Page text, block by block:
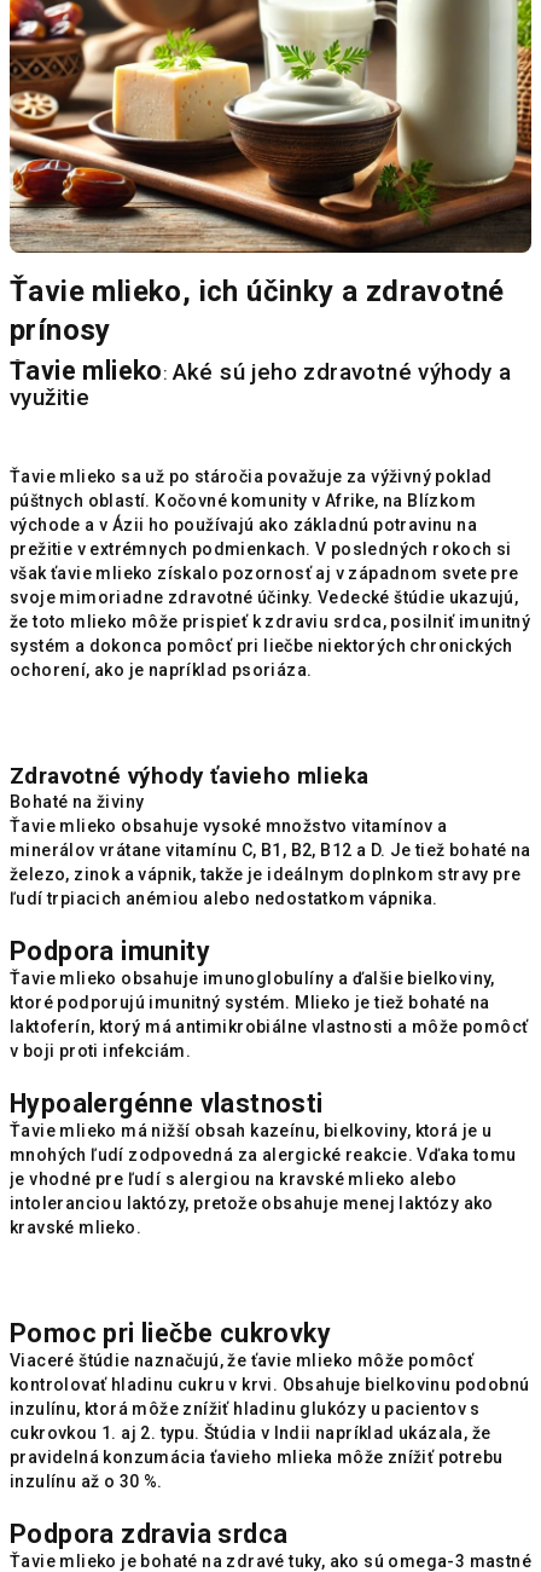
n
k
ů
Ťavie mlieko, ich účinky a zdravotné
prínosy
Ťavie mlieko: Aké sú jeho zdravotné výhody a
využitie
Ťavie mlieko sa už po stáročia považuje za výživný poklad
púštnych oblastí. Kočovné komunity v Afrike, na Blízkom
východe a v Ázii ho používajú ako základnú potravinu na
prežitie v extrémnych podmienkach. V posledných rokoch si
však ťavie mlieko získalo pozornosť aj v západnom svete pre
svoje mimoriadne zdravotné účinky. Vedecké štúdie ukazujú,
že toto mlieko môže prispieť k zdraviu srdca, posilniť imunitný
systém a dokonca pomôcť pri liečbe niektorých chronických
ochorení, ako je napríklad psoriáza.
Zdravotné výhody ťavieho mlieka
Bohaté na živiny
Ťavie mlieko obsahuje vysoké množstvo vitamínov a
minerálov vrátane vitamínu C, B1, B2, B12 a D. Je tiež bohaté na
železo, zinok a vápnik, takže je ideálnym doplnkom stravy pre
ľudí trpiacich anémiou alebo nedostatkom vápnika.
Podpora imunity
Ťavie mlieko obsahuje imunoglobulíny a ďalšie bielkoviny,
ktoré podporujú imunitný systém. Mlieko je tiež bohaté na
laktoferín, ktorý má antimikrobiálne vlastnosti a môže pomôcť
v boji proti infekciám.
Hypoalergénne vlastnosti
Ťavie mlieko má nižší obsah kazeínu, bielkoviny, ktorá je u
mnohých ľudí zodpovedná za alergické reakcie. Vďaka tomu
je vhodné pre ľudí s alergiou na kravské mlieko alebo
intoleranciou laktózy, pretože obsahuje menej laktózy ako
kravské mlieko.
Pomoc pri liečbe cukrovky
Viaceré štúdie naznačujú, že ťavie mlieko môže pomôcť
kontrolovať hladinu cukru v krvi. Obsahuje bielkovinu podobnú
inzulínu, ktorá môže znížiť hladinu glukózy u pacientov s
cukrovkou 1. aj 2. typu. Štúdia v Indii napríklad ukázala, že
pravidelná konzumácia ťavieho mlieka môže znížiť potrebu
inzulínu až o 30 %.
Podpora zdravia srdca
Ťavie mlieko je bohaté na zdravé tuky, ako sú omega-3 mastné